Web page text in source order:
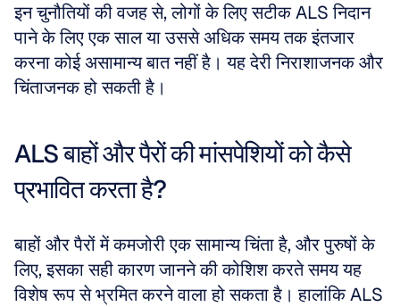
इन चुनौतियों की वजह से, लोगों के लिए सटीक ALS निदान
पाने के लिए एक साल या उससे अधिक समय तक इंतजार
करना कोई असामान्य बात नहीं है। यह देरी निराशाजनक और
चिंताजनक हो सकती है।
ALS बाहों और पैरों की मांसपेशियों को कैसे
प्रभावित करता है?
बाहों और पैरों में कमजोरी एक सामान्य चिंता है, और पुरुषों के
लिए, इसका सही कारण जानने की कोशिश करते समय यह
विशेष रूप से भ्रमित करने वाला हो सकता है। हालांकि ALS